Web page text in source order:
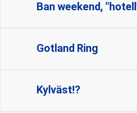
Ban weekend,
Gotland Ring
Kylväst!?